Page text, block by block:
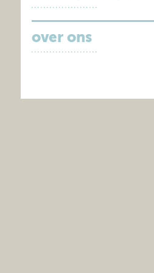
over ons